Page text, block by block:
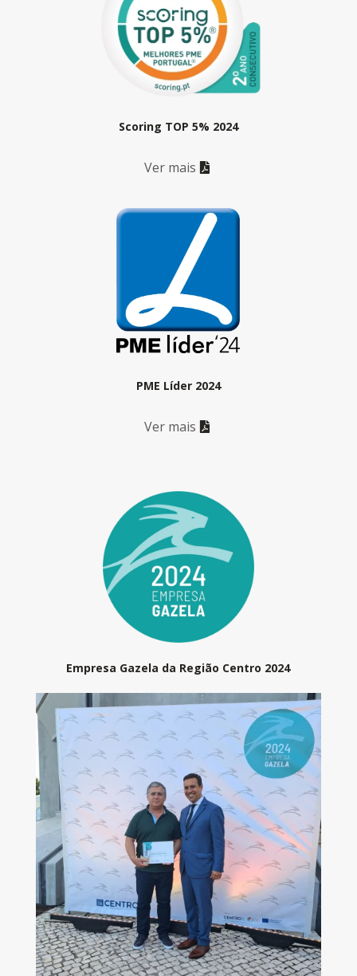
Scoring TOP 5% 2024
Ver mais
PME Líder 2024
Ver mais
Empresa Gazela da Região Centro 2024